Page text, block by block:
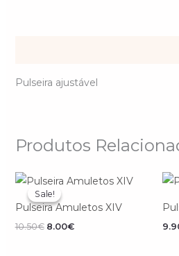
Pulseira ajustável
Produtos
Sale!
Sale!
Pulseira Amuletos XIV
10.50€
O
preço
original
era:
10.50€.
8.00€
O
preço
é:
8.00€.